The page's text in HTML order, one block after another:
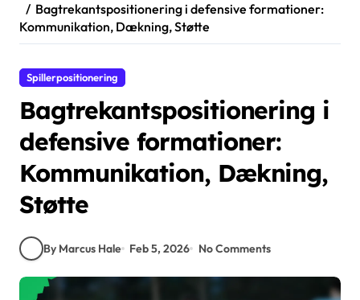
Bagtrekantspositionering i defensive formationer:
Kommunikation, Dækning, Støtte
Spillerpositionering
Bagtrekantspositionering i
defensive formationer:
Kommunikation, Dækning,
Støtte
By Marcus Hale Feb 5, 2026 No Comments